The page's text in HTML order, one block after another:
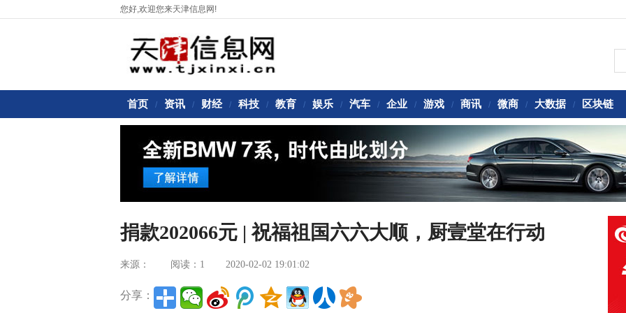
您好,欢迎您来天津信息网!
首页 / 资讯 / 财经 / 科技 / 教育 / 娱乐 / 汽车 / 企业 / 游戏 / 商讯 / 微商 / 大数据 / 区块链
捐款202066元 | 祝福祖国六六大顺，厨壹堂在行动
来源： 阅读：1 2020-02-02 19:01:02
分享：